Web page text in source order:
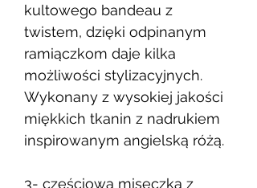
kultowego bandeau z
twistem, dzięki odpinanym
ramiączkom daje kilka
możliwości stylizacyjnych.
Wykonany z wysokiej jakości
miękkich tkanin z nadrukiem
inspirowanym angielską różą.
3- częściowa miseczka z